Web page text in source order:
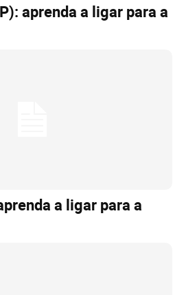
aprenda a ligar para a
a ligar para a